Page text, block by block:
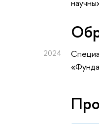
2024